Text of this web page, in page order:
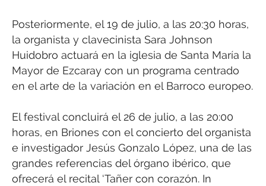
Posteriormente, el 19 de julio, a las 20:30 horas,
la organista y clavecinista Sara Johnson
Huidobro actuará en la iglesia de Santa María la
Mayor de Ezcaray con un programa centrado
en el arte de la variación en el Barroco europeo.
El festival concluirá el 26 de julio, a las 20:00
horas, en Briones con el concierto del organista
e investigador Jesús Gonzalo López, una de las
grandes referencias del órgano ibérico, que
ofrecerá el recital ‘Tañer con corazón. In